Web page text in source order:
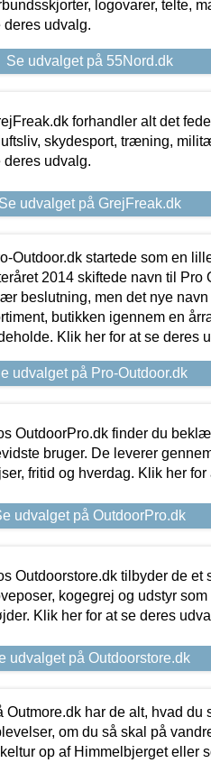
logovarer, telte,
deres udvalg.
Se udvalget på 55Nord.dk
forhandler alt det
skydesport, træning,
deres udvalg.
Se udvalget på GrejFreak.dk
Outdoor.dk startede som en
2014 skiftede navn til Pro
beslutning, men det nye
butikken igennem en
Klik her for at se deres
udvalget på Pro-Outdoor.dk
OutdoorPro.dk finder du
bruger. De leverer
fritid og hverdag. Klik her
udvalget på OutdoorPro.dk
Outdoorstore.dk tilbyder de
kogegrej og udstyr
Klik her for at se deres
udvalget på Outdoorstore.dk
Outmore.dk har de alt, hvad
om du så skal på
op af Himmelbjerget eller